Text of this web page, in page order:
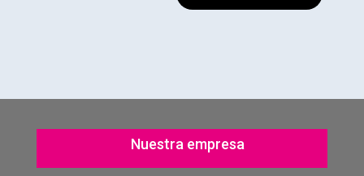
Nuestra empresa